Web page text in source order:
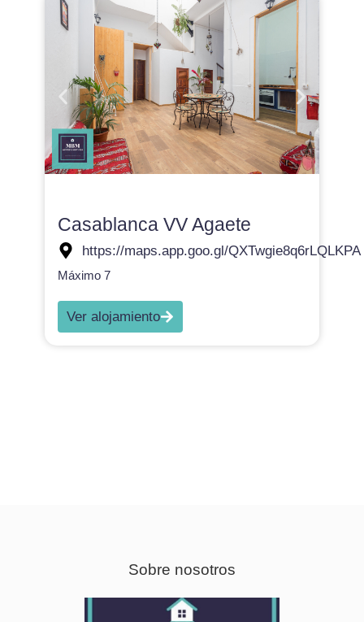
Casablanca VV Agaete
https://maps.app.goo.gl/QXTwgie8q6rLQLKPA
Máximo 7
Ver alojamiento
Sobre nosotros